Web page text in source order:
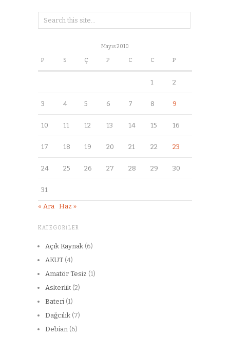
Mayıs 2010
P S Ç P C C P
1 2
3 4 5 6 7 8 9
10 11 12 13 14 15 16
17 18 19 20 21 22 23
24 25 26 27 28 29 30
31
« Ara Haz »
KATEGORILER
Açık Kaynak (6)
AKUT (4)
Amatör Tesiz (1)
Askerlik (2)
Bateri (1)
Dağcılık (7)
Debian (6)